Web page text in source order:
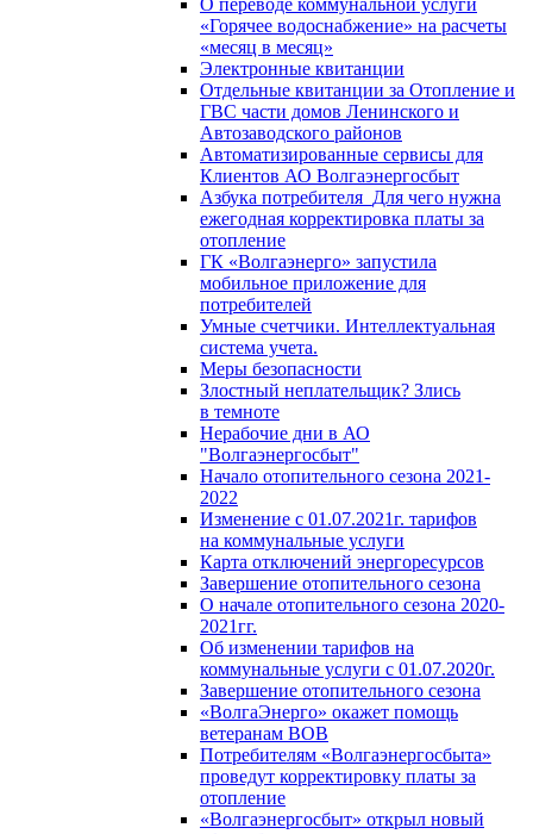
О переводе коммунальной услуги
«Горячее водоснабжение» на расчеты
«месяц в месяц»
Электронные квитанции
Отдельные квитанции за Отопление и
ГВС части домов Ленинского и
Автозаводского районов
Автоматизированные сервисы для
Клиентов АО Волгаэнергосбыт
Азбука потребителя_Для чего нужна
ежегодная корректировка платы за
отопление
ГК «Волгаэнерго» запустила
мобильное приложение для
потребителей
Умные счетчики. Интеллектуальная
система учета.
Меры безопасности
Злостный неплательщик? Злись
в темноте
Нерабочие дни в АО
"Волгаэнергосбыт"
Начало отопительного сезона 2021-
2022
Изменение с 01.07.2021г. тарифов
на коммунальные услуги
Карта отключений энергоресурсов
Завершение отопительного сезона
О начале отопительного сезона 2020-
2021гг.
Об изменении тарифов на
коммунальные услуги с 01.07.2020г.
Завершение отопительного сезона
«ВолгаЭнерго» окажет помощь
ветеранам ВОВ
Потребителям «Волгаэнергосбыта»
проведут корректировку платы за
отопление
«Волгаэнергосбыт» открыл новый